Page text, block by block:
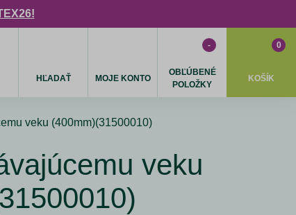
HĽADAŤ MOJE KONTO
OBĽÚBENÉ
POLOŽKY
-
KOŠÍK
0
veku (400mm)(31500010)
veku